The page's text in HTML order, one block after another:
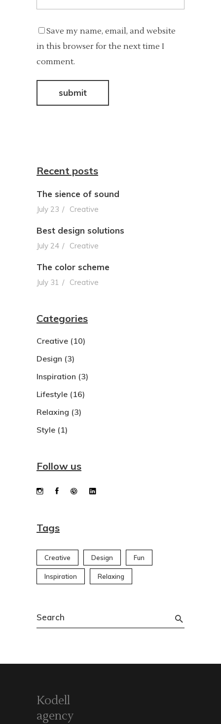
Save my name, email, and website
in this browser for the next time I
comment.
Recent posts
The sience of sound
July 23 Creative
Best design solutions
July 24 Creative
The color scheme
July 31 Creative
Categories
Creative (10)
Design (3)
Inspiration (3)
Lifestyle (16)
Relaxing (3)
Style (1)
Follow us
Tags
Creative Design Fun
Inspiration Relaxing
Search
for:
Kodell
agency